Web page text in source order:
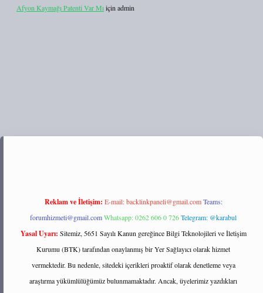
Afyon Kaymağı Patenti Var Mıiçin admin
tulipbett.net/
Reklam ve İletişim: E-mail:backlinkpaneli@gmail.com Teams:
forumhizmeti@gmail.comWhatsapp: 0262 606 0 726Telegram: @karabul
Yasal Uyarı: Sitemiz, 5651 Sayılı Kanun gereğince Bilgi Teknolojileri ve İletişim
Kurumu (BTK) tarafından onaylanmış bir Yer Sağlayıcı olarak hizmet
vermektedir. Bu nedenle, sitedeki içerikleri proaktif olarak denetleme veya
araştırma yükümlülüğümüz bulunmamaktadır. Ancak, üyelerimiz yazdıkları